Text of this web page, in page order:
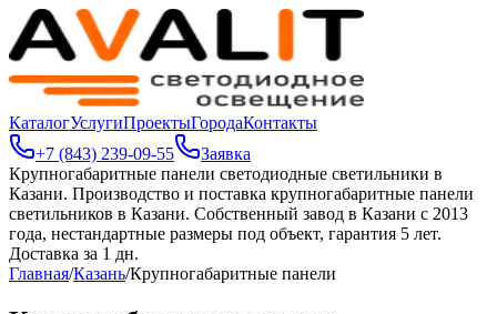
КаталогУслугиПроектыГородаКонтакты
+7 (843) 239-09-55
Заявка
Крупногабаритные панели светодиодные светильники в
Казани. Производство и поставка крупногабаритные панели
светильников в Казани. Собственный завод в Казани с 2013
года, нестандартные размеры под объект, гарантия 5 лет.
Доставка за 1 дн.
Главная/Казань/Крупногабаритные панели